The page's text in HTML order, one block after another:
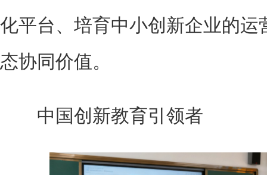
化平台、培育中小创新企业的运
态协同价值。
中国创新教育引领者